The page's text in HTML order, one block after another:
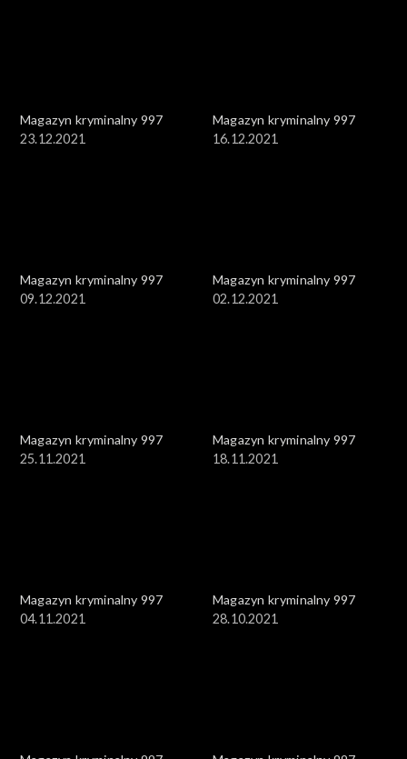
Magazyn kryminalny 997
23.12.2021
Magazyn kryminalny 997
16.12.2021
Magazyn kryminalny 997
09.12.2021
Magazyn kryminalny 997
02.12.2021
Magazyn kryminalny 997
25.11.2021
Magazyn kryminalny 997
18.11.2021
Magazyn kryminalny 997
04.11.2021
Magazyn kryminalny 997
28.10.2021